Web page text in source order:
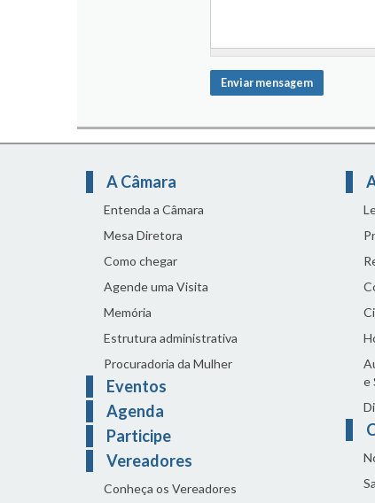
Enviar mensagem
A Câmara
Entenda a Câmara
Mesa Diretora
Como chegar
Agende uma Visita
Memória
Estrutura administrativa
Procuradoria da Mulher
Eventos
Agenda
Participe
Vereadores
Conheça os Vereadores
e